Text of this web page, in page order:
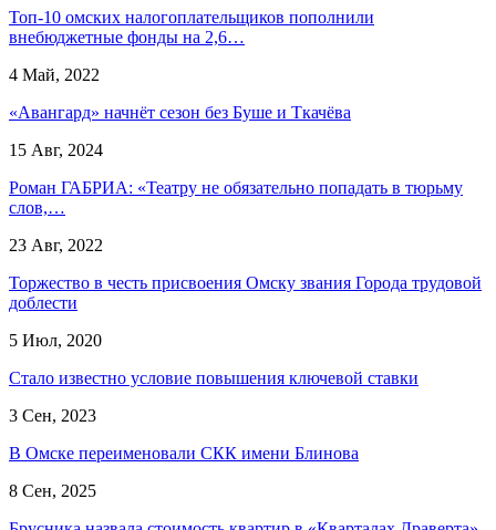
Топ-10 омских налогоплательщиков пополнили
внебюджетные фонды на 2,6…
4 Май, 2022
«Авангард» начнёт сезон без Буше и Ткачёва
15 Авг, 2024
Роман ГАБРИА: «Театру не обязательно попадать в тюрьму
слов,…
23 Авг, 2022
Торжество в честь присвоения Омску звания Города трудовой
доблести
5 Июл, 2020
Стало известно условие повышения ключевой ставки
3 Сен, 2023
В Омске переименовали СКК имени Блинова
8 Сен, 2025